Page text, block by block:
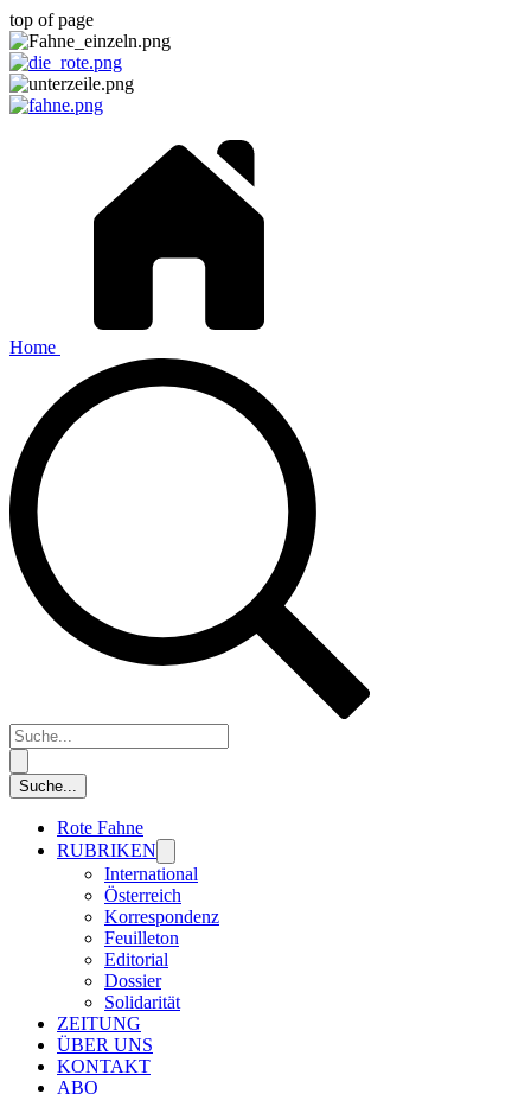
top of page
Home
Rote Fahne
RUBRIKEN
International
Österreich
Korrespondenz
Feuilleton
Editorial
Dossier
Solidarität
ZEITUNG
ÜBER UNS
KONTAKT
ABO